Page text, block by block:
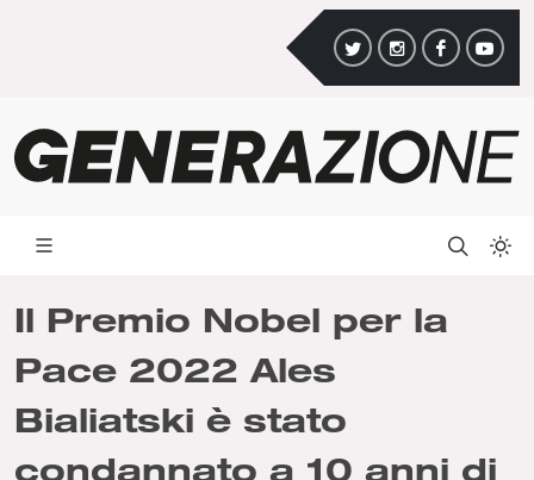
Il Premio Nobel per la
Pace 2022 Ales
Bialiatski è stato
condannato a 10 anni di